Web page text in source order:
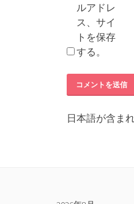
ルアドレ
ス、サイ
トを保存
する。
日本語が含ま